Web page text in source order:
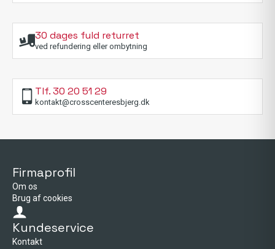
30 dages fuld returret
ved refundering eller ombytning
Tlf. 30 20 51 29
kontakt@crosscenteresbjerg.dk
Firmaprofil
Om os
Brug af cookies
Kundeservice
Kontakt